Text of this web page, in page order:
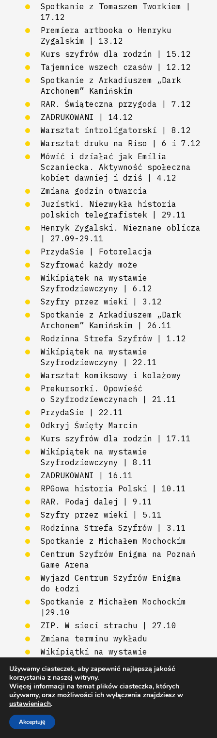
Spotkanie z Tomaszem Tworkiem |
17.12
Premiera artbooka o Henryku
Zygalskim | 13.12
Kurs szyfrów dla rodzin | 15.12
Tajemnice wszech czasów | 12.12
Spotkanie z Arkadiuszem „Dark
Archonem” Kamińskim
RAR. Świąteczna przygoda | 7.12
ZADRUKOWANI | 14.12
Warsztat introligatorski | 8.12
Warsztat druku na Riso | 6 i 7.12
Mówić i działać jak Emilia
Sczaniecka. Aktywność społeczna
kobiet dawniej i dziś | 4.12
Zmiana godzin otwarcia
Juzistki. Niezwykła historia
polskich telegrafistek | 29.11
Henryk Zygalski. Nieznane oblicza
| 27.09-29.11
PrzydaSie | Fotorelacja
Szyfrować każdy może
Wikipiątek na wystawie
Szyfrodziewczyny | 6.12
Szyfry przez wieki | 3.12
Spotkanie z Arkadiuszem „Dark
Archonem” Kamińskim | 26.11
Rodzinna Strefa Szyfrów | 1.12
Wikipiątek na wystawie
Szyfrodziewczyny | 22.11
Warsztat komiksowy i kolażowy
Prekursorki. Opowieść
o Szyfrodziewczynach | 21.11
PrzydaSie | 22.11
Odkryj Święty Marcin
Kurs szyfrów dla rodzin | 17.11
Wikipiątek na wystawie
Szyfrodziewczyny | 8.11
ZADRUKOWANI | 16.11
RPGowa historia Polski | 10.11
RAR. Podaj dalej | 9.11
Szyfry przez wieki | 5.11
Rodzinna Strefa Szyfrów | 3.11
Spotkanie z Michałem Mochockim
Centrum Szyfrów Enigma na Poznań
Game Arena
Wyjazd Centrum Szyfrów Enigma
do Łodzi
Spotkanie z Michałem Mochockim
|29.10
ZIP. W sieci strachu | 27.10
Zmiana terminu wykładu
Wikipiątki na wystawie
Buzdygan dla Zespołu Centrum
Szyfrów Enigma
Warsztaty z technologii Wirtualnej
Rzeczywistości dla seniorek
i seniorów
Używamy ciasteczek, aby zapewnić najlepszą jakość
korzystania z naszej witryny.
Więcej informacji na temat plików ciasteczka, których
używamy, oraz możliwości ich wyłączenia znajdziesz w
ustawieniach.
Akceptuję